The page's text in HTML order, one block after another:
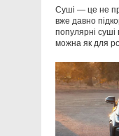
Суші — це не
вже давно
популярні суші
можна як для